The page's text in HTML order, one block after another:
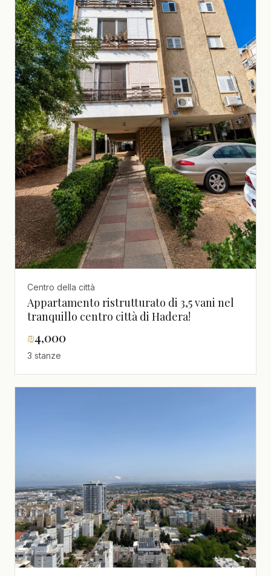
Centro della città
Appartamento ristrutturato di 3,5 vani nel
tranquillo centro città di Hadera!
₪4,000
3 stanze